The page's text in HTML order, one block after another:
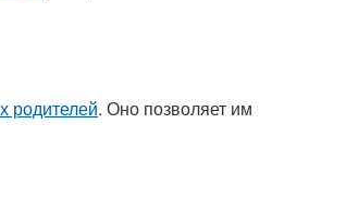
родителей. Оно позволяет им